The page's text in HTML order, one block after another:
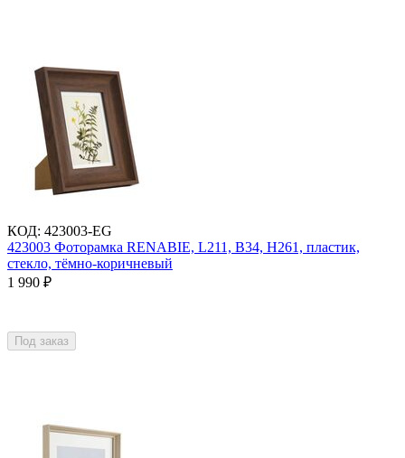
КОД: 423003-EG
423003 Фоторамка RENABIE, L211, B34, H261, пластик,
стекло, тёмно-коричневый
1 990 ₽
Под заказ